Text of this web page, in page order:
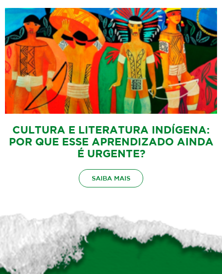
CULTURA E LITERATURA INDÍGENA:
POR QUE ESSE APRENDIZADO AINDA
É URGENTE?
SAIBA MAIS